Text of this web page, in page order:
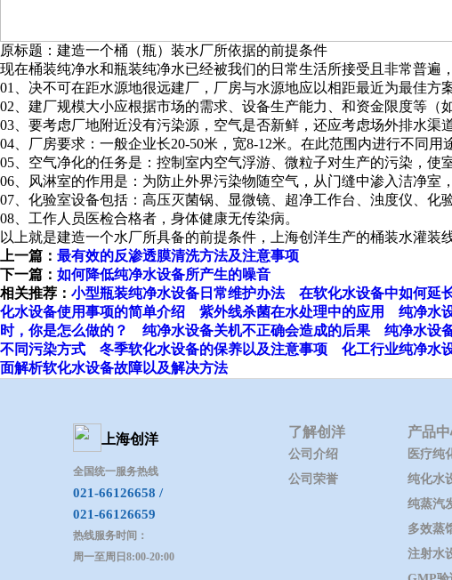
原标题：建造一个桶（瓶）装水厂所依据的前提条件
现在桶装纯净水和瓶装纯净水已经被我们的日常生活所接受且非常普遍
01、决不可在距水源地很远建厂，厂房与水源地应以相距最近为最佳方案
02、建厂规模大小应根据市场的需求、设备生产能力、和资金限度等（
03、要考虑厂地附近没有污染源，空气是否新鲜，还应考虑场外排水渠
04、厂房要求：一般企业长20-50米，宽8-12米。在此范围内进行不同
05、空气净化的任务是：控制室内空气浮游、微粒子对生产的污染，使
06、风淋室的作用是：为防止外界污染物随空气，从门缝中渗入洁净室
07、化验室设备包括：高压灭菌锅、显微镜、超净工作台、浊度仪、
08、工作人员医检合格者，身体健康无传染病。
以上就是建造一个水厂所具备的前提条件，上海创洋生产的桶装水灌装
上一篇： 最有效的反渗透膜清洗方法及注意事项
下一篇： 如何降低纯净水设备所产生的噪音
相关推荐： 小型瓶装纯净水设备日常维护办法 在软化水设备中如何延
化水设备使用事项的简单介绍
紫外线杀菌在水处理中的应用 纯净水
时，你是怎么做的？
纯净水设备关机不正确会造成的后果 纯净水设
不同污染方式
冬季软化水设备的保养以及注意事项 化工行业纯净水
面解析软化水设备故障以及解决方法
上海创洋
全国统一服务热线
021-66126658 /
021-66126659
热线服务时间：
周一至周日8:00-20:00
了解创洋
公司介绍
公司荣誉
产品
医疗纯
纯化水
纯蒸汽
多效蒸
注射水